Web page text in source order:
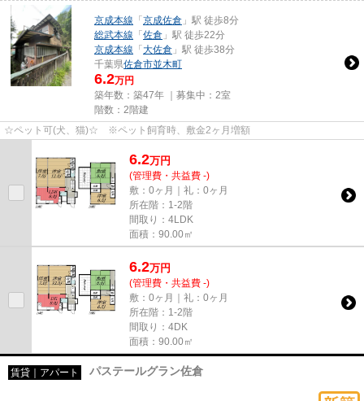
京成本線 「京成佐倉 」駅 徒歩8分
総武本線 「佐倉 」駅 徒歩22分
京成本線 「大佐倉 」駅 徒歩38分
千葉県佐倉市並木町
6.2万円
築年数：築47年 ｜募集中： 2室
階数：2階建
☆ペット可(犬、猫)☆ ※ペット飼育時、敷金2ヶ月増額
6.2万円
(管理費・共益費 -)
敷：0ヶ月｜礼：0ヶ月
所在階：1-2階
間取り：4LDK
面積：90.00㎡
6.2万円
(管理費・共益費 -)
敷：0ヶ月｜礼：0ヶ月
所在階：1-2階
間取り：4DK
面積：90.00㎡
賃貸｜アパート パステールグラン佐倉